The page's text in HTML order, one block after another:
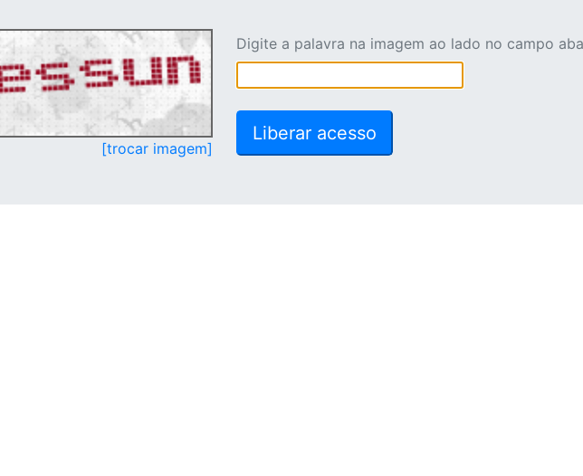
[trocar imagem]
Digite a palavra na imagem ao lado no campo